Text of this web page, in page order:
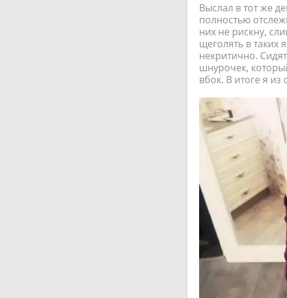
Выслал в тот же
полностью
них не рискну,
щеголять в таких
некритично.
шнурочек,
вбок. В итоге я